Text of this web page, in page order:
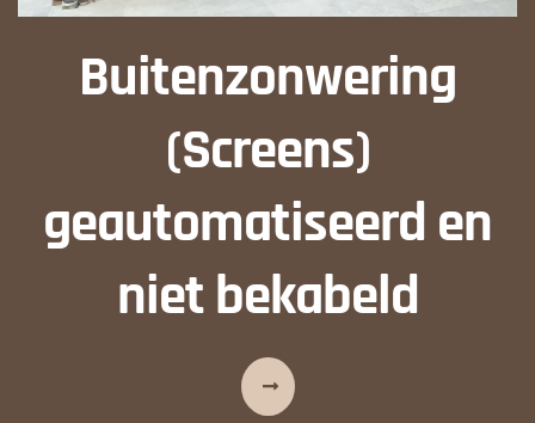
Buitenzonwering
(Screens)
geautomatiseerd en
niet bekabeld